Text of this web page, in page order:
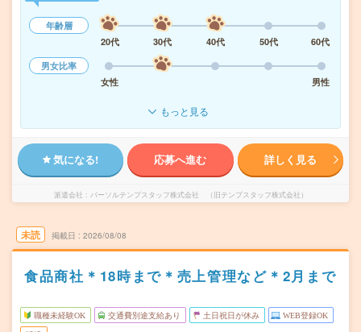
年齢層
20代
30代 40代 50代
60代
男女比率
女性
男性
もっと見る
気になる! 応募へ進む 詳しく見る
派遣会社 パーソルテンプスタッフ株式会社 （旧テンプスタッフ株式会社）
未読 掲載日 2026/08/08
食品商社＊18時まで＊売上管理など＊2月まで
職種未経験OK 交通費別途支給あり 土日祝日が休み WEB登録OK